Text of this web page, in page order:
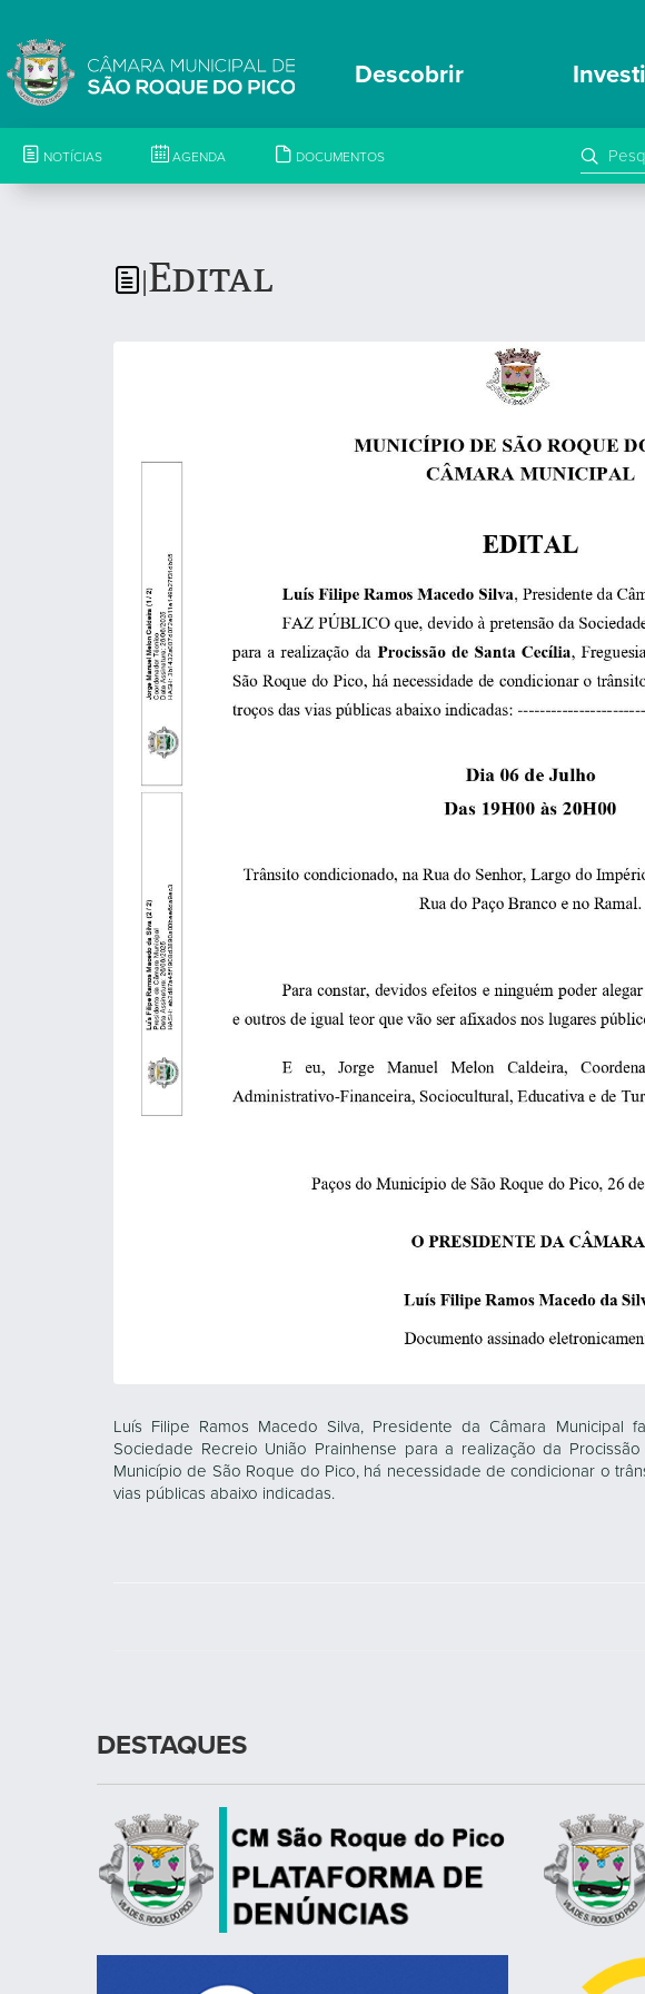
Descobrir
NOTÍCIAS AGENDA DOCUMENTOS
Edital
Luís Filipe Ramos Macedo Silva, Presidente da Câmara
Sociedade Recreio União Prainhense para a realização da
Município de São Roque do Pico, há necessidade de condicionar o
vias públicas abaixo indicadas.
DESTAQUES